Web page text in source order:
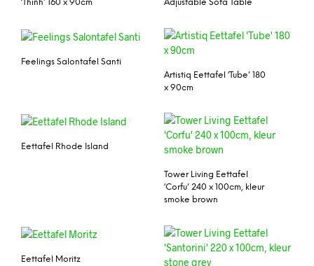
‘Thinh’ 160 x 90cm Adjustable Sofa Table
Feelings Salontafel Santi
Artistiq Eettafel ‘Tube’ 180
x 90cm
Eettafel Rhode Island
Tower Living Eettafel
‘Corfu’ 240 x 100cm, kleur
smoke brown
Eettafel Moritz